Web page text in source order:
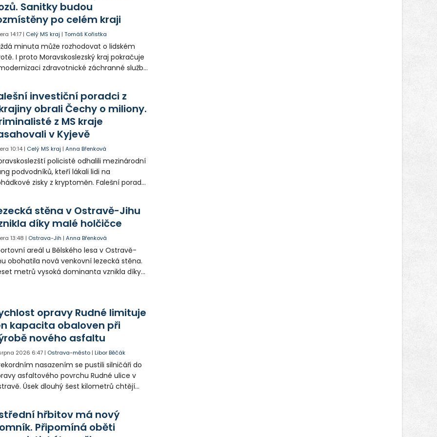
Sanitky budou
po celém kraji
14:17 | Celý MS kraj |Tomáš Kořistka
minuta může rozhodovat o lidském
I proto Moravskoslezský kraj pokračuje
zdravotnické záchranné služby
investiční poradci z
obrali Čechy o miliony.
z MS kraje
v Kyjevě
10:14 | Celý MS kraj |Anna Břenková
policisté odhalili mezinárodní
podvodníků, kteří lákali lidi na
zisky z kryptoměn. Falešní poradci
call centra a připravili Čechy o
až stovky milionů korun. Na padesátce
prohlídek v Kyjevě se podíleli i
vyšetřovatelé.
stěna v Ostravě-Jihu
díky malé holčičce
13:48 | Ostrava-Jih |Anna Břenková
areál u Bělského lesa v Ostravě-
obohatila nová venkovní lezecká stěna.
metrů vysoká dominanta vznikla díky
opravy Rudné limituje
kapacita obaloven při
nového asfaltu
2026 6:47 | Ostrava-město |Libor Běčák
nasazením se pustili silničáři do
asfaltového povrchu Rudné ulice v
Úsek dlouhý šest kilometrů chtějí
hřbitov má nový
Připomíná oběti